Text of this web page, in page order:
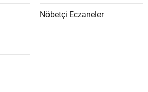
Nöbetçi Eczaneler